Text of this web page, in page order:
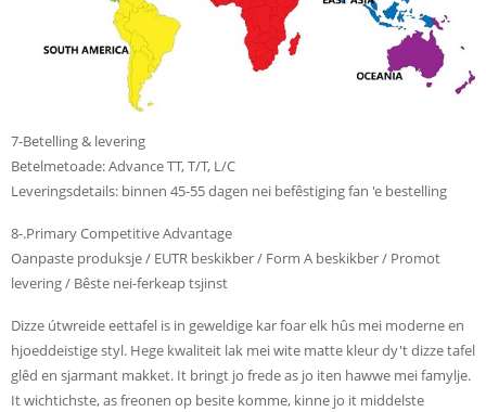
7-Betelling & levering
Betelmetoade: Advance TT, T/T, L/C
Leveringsdetails: binnen 45-55 dagen nei befêstiging fan 'e bestelling
8-.Primary Competitive Advantage
Oanpaste produksje / EUTR beskikber / Form A beskikber / Promot
levering / Bêste nei-ferkeap tsjinst
Dizze útwreide eettafel is in geweldige kar foar elk hûs mei moderne en
hjoeddeistige styl. Hege kwaliteit lak mei wite matte kleur dy't dizze tafel
glêd en sjarmant makket. It bringt jo frede as jo iten hawwe mei famylje.
It wichtichste, as freonen op besite komme, kinne jo it middelste